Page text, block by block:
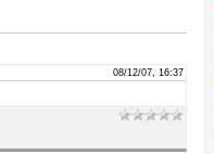
08/12/07, 16:37